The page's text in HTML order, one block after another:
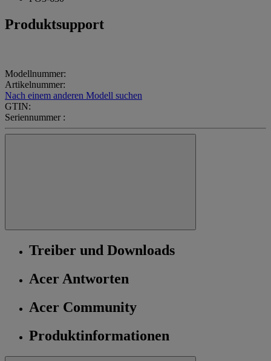
Produktsupport
Modellnummer:
Artikelnummer:
Nach einem anderen Modell suchen
GTIN:
Seriennummer :
Treiber und Downloads
Acer Antworten
Acer Community
Produktinformationen